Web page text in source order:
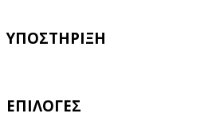
ΥΠΟΣΤΗΡΙΞΗ
ΕΠΙΛΟΓΕΣ